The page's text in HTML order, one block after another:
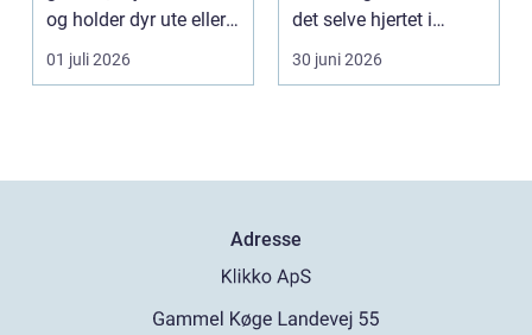
og holder dyr ute eller
inne, ...
01 juli 2026
det selve hjertet i
boligen, romm...
30 juni 2026
Adresse